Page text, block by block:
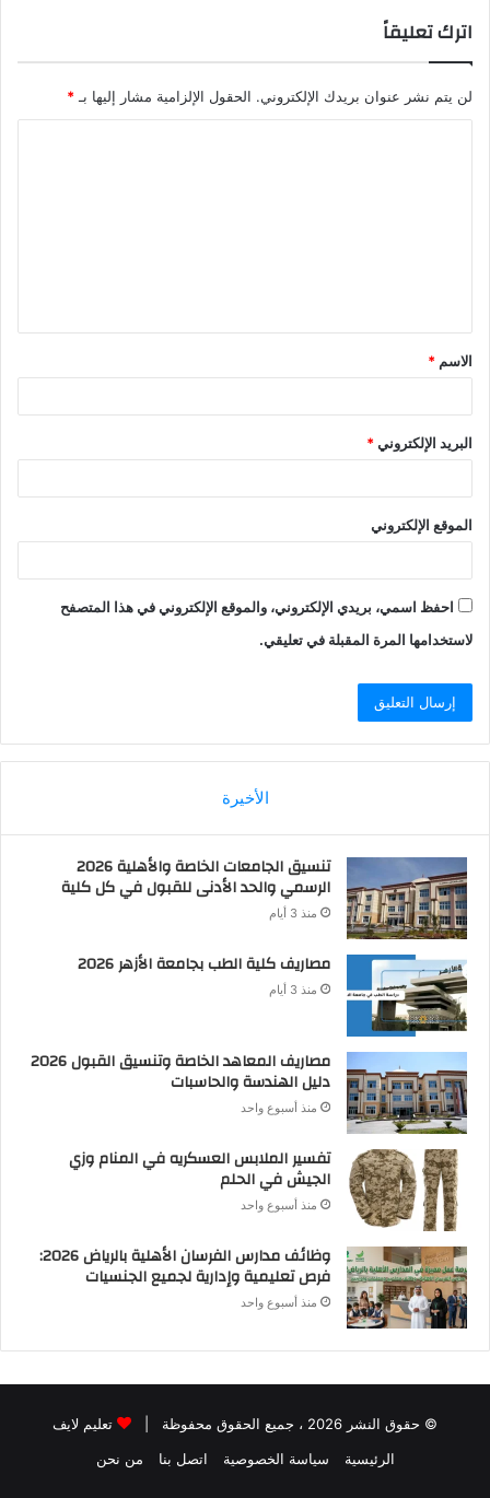
اترك تعليقاً
لن يتم نشر عنوان بريدك الإلكتروني. الحقول الإلزامية مشار إليها بـ *
الاسم *
البريد الإلكتروني*
الموقع الإلكتروني
احفظ اسمي، بريدي الإلكتروني، والموقع الإلكتروني في هذا المتصفح
لاستخدامها المرة المقبلة في تعليقي.
الأخيرة
تنسيق الجامعات الخاصة والأهلية 2026
الرسمي والحد الأدنى للقبول في كل كلية
منذ 3 أيام
مصاريف كلية الطب بجامعة الأزهر 2026
منذ 3 أيام
مصاريف المعاهد الخاصة وتنسيق القبول 2026
دليل الهندسة والحاسبات
منذ أسبوع واحد
تفسير الملابس العسكريه في المنام وزي
الجيش في الحلم
منذ أسبوع واحد
وظائف مدارس الفرسان الأهلية بالرياض 2026:
فرص تعليمية وإدارية لجميع الجنسيات
منذ أسبوع واحد
© حقوق النشر 2026 ، جميع الحقوق محفوظة |
تعليم لايف
الرئيسية
سياسة الخصوصية اتصل بنا من نحن